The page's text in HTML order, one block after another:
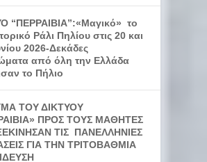
“ΠΕΡΡΑΙΒΙΑ”:«Μαγικό» το
Ράλι Πηλίου στις 20 και
2026-Δεκάδες
από όλη την Ελλάδα
το Πήλιο
ΤΟΥ ΔΙΚΤΥΟΥ
ΠΡΟΣ ΤΟΥΣ ΜΑΘΗΤΕΣ
ΤΙΣ ΠΑΝΕΛΛΗΝΙΕΣ
ΓΙΑ ΤΗΝ ΤΡΙΤΟΒΑΘΜΙΑ